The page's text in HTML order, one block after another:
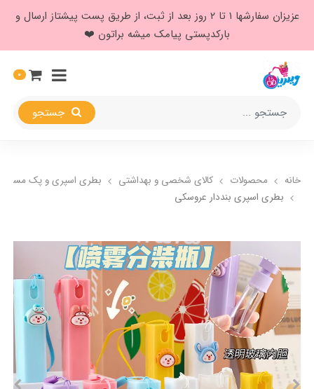
عزیزان سفارشها ۱ تا ۲ روز بعد از ثبت، از طریق پست پیشتاز ارسال و
بارکدپستی پیامک میشه براتون ❤️
0
خانه محصولات کالای شخصی و بهداشتی
بطری اسپری و پک
بطری اسپری بنددار عروسکی